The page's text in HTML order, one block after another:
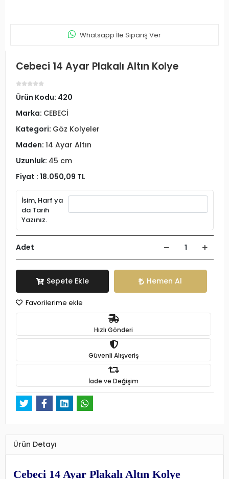
Whatsapp İle Sipariş Ver
Cebeci 14 Ayar Plakalı Altın Kolye
Ürün Kodu: 420
Marka: CEBECİ
Kategori: Göz Kolyeler
Maden: 14 Ayar Altın
Uzunluk: 45 cm
Fiyat : 18.050,09 TL
İsim, Harf ya
da Tarih
Yazınız.
Adet
Sepete Ekle Hemen Al
Favorilerime ekle
Hızlı Gönderi
Güvenli Alışveriş
İade ve Değişim
Ürün Detayı
Cebeci 14 Ayar Plakalı Altın Kolye